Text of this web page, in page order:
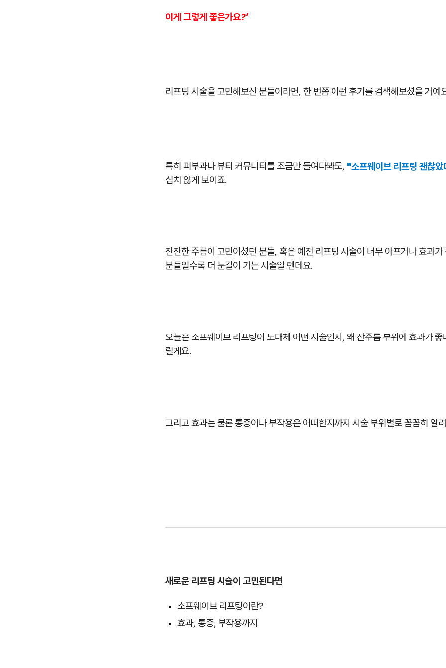
이게 그렇게 좋은가요?'
리프팅 시술을 고민해보신 분들이라면, 한 번쯤 이런 후기를 검색해보셨을 거예
특히 피부과나 뷰티 커뮤니티를 조금만 들여다봐도, "소프웨이브 리프팅 괜찮
심치 않게 보이죠.
잔잔한 주름이 고민이셨던 분들, 혹은 예전 리프팅 시술이 너무 아프거나 효과가
분들일수록 더 눈길이 가는 시술일 텐데요.
오늘은 소프웨이브 리프팅이 도대체 어떤 시술인지, 왜 잔주름 부위에 효과가 좋
릴게요.
그리고 효과는 물론 통증이나 부작용은 어떠한지까지 시술 부위별로 꼼꼼히 알
새로운 리프팅 시술이 고민된다면
소프웨이브 리프팅이란?
효과, 통증, 부작용까지